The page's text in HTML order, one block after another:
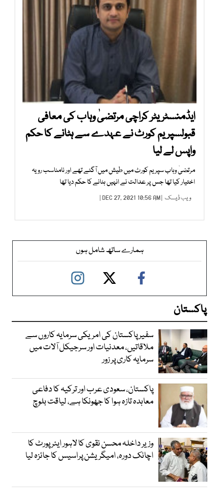
ایڈمنسٹریٹر کراچی مرتضیٰ وہاب کی معافی
قبولسپریم کورٹ نے عہدے سے ہٹانے کا حکم
واپس لے لیا
مرتضیٰ وہاب سپریم کورٹ میں طیش میں آگئے تھے اور نامناسب رویہ
اختیار کیا تھا جس پر عدالت نے انہیں ہٹانے کا حکم دیا تھا
ویب ڈیسک | DEC 27, 2021 10:56 AM |
ہمارے ساتھ شامل ہوں
پاکستان
سفیر پاکستان کی امریکی سرمایہ کاروں سے
ملاقاتیں، معدنیات اور سرجیکل آلات میں
سرمایہ کاری پر زور
پاکستان، سعودی عرب اور ترکیہ کا دفاعی
معاہدہ تازہ ہوا کا جھونکا ہے، لیاقت بلوچ
وزیر داخلہ محسن نقوی کا لاہور ایئر پورٹ کا
اچانک دورہ، امیگریشن پراسیس کا جائزہ لیا